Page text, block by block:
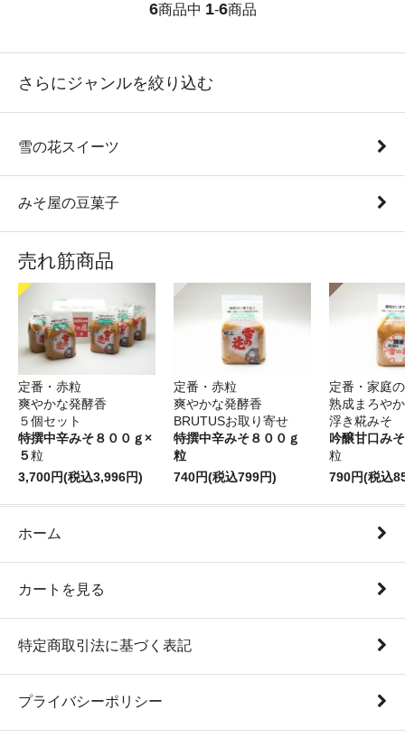
6商品中 1-6商品
さらにジャンルを絞り込む
雪の花スイーツ
みそ屋の豆菓子
売れ筋商品
定番・赤粒
爽やかな発酵香
５個セット
特撰中辛みそ８００ｇ×
５ 粒
3,700円(税込3,996円)
定番・赤粒
爽やかな発酵香
BRUTUSお取り寄せ
特撰中辛みそ８００ｇ
粒
740円(税込799円)
定番・家庭
熟成まろやか
浮き糀みそ
吟醸甘口み
粒
790円(税込
ホーム
カートを見る
特定商取引法に基づく表記
プライバシーポリシー